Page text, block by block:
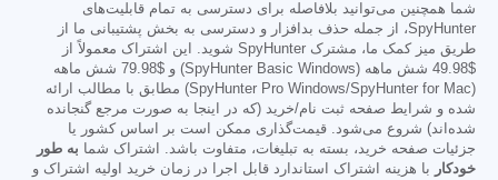
شما همچنین می‌توانید بلافاصله برای دسترسی به تمام قابلیت‌های
SpyHunter، از جمله حذف بدافزار و دسترسی به بخش پشتیبانی ما از
طریق میز کمک ما، مشترک SpyHunter شوید. این اشتراک معمولاً از
$49.98
شش ماهه (SpyHunter Basic Windows) و $79.98
شش ماهه
(SpyHunter Pro Windows/SpyHunter for Mac) مطابق با مطالب ارائه
شده و شرایط صفحه ثبت نام/خرید (که در اینجا به صورت مرجع گنجانده
شده‌اند) شروع می‌شود. قیمت‌گذاری ممکن است بر اساس کشور یا
جزئیات صفحه خرید، بسته به تبلیغات، متفاوت باشد. اشتراک شما به طور
خودکار
با هزینه اشتراک استاندارد قابل اجرا در زمان خرید اولیه اشتراک و